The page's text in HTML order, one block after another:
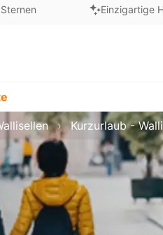
Einzigartige
Kurzurlaub -